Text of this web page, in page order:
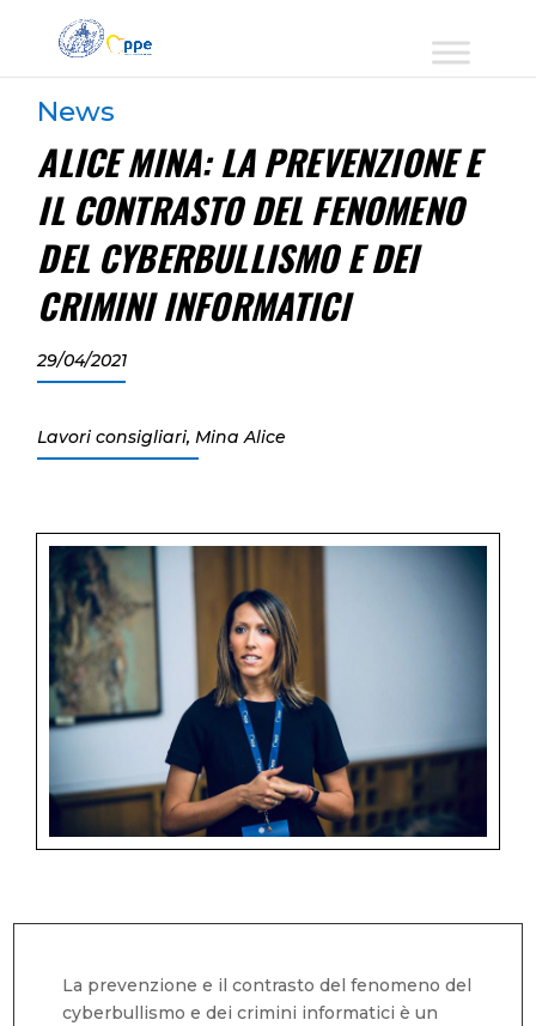
News
ALICE MINA: LA PREVENZIONE E
IL CONTRASTO DEL FENOMENO
DEL CYBERBULLISMO E DEI
CRIMINI INFORMATICI
29/04/2021
Lavori consigliari,Mina Alice
La prevenzione e il contrasto del fenomeno del
cyberbullismo e dei crimini informatici è un